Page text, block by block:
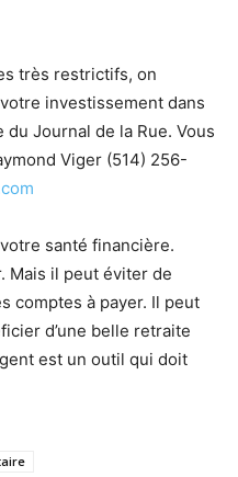
très restrictifs, on
investissement dans
Journal de la Rue. Vous
Viger (514) 256-
santé financière.
Mais il peut éviter de
comptes à payer. Il peut
d’une belle retraite
est un outil qui doit